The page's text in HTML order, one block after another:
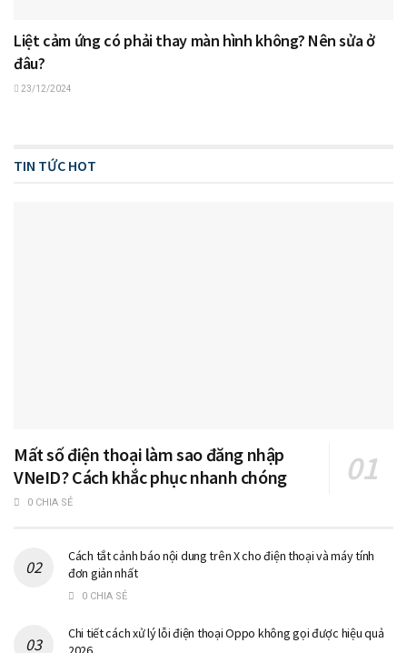
Liệt cảm ứng có phải thay màn hình không? Nên sửa ở
đâu?
23/12/2024
TIN TỨC HOT
Mất số điện thoại làm sao đăng nhập
VNeID? Cách khắc phục nhanh chóng
0 CHIA SẺ
Cách tắt cảnh báo nội dung trên X cho điện thoại và máy tính
đơn giản nhất
0 CHIA SẺ
Chi tiết cách xử lý lỗi điện thoại Oppo không gọi được hiệu quả